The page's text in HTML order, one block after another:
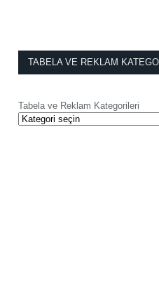
TABELA VE REKLAM
Tabela ve Reklam Kategorileri